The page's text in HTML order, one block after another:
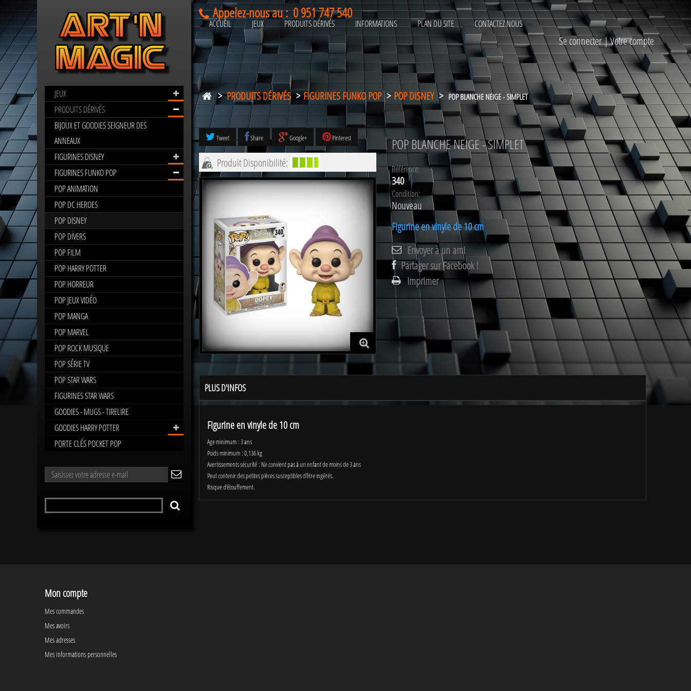
POP
DISNEY
JEUX
PRODUITS DÉRIVÉS
BIJOUX ET GOODIES SEIGNEUR DES
ANNEAUX
FIGURINES DISNEY
FIGURINES FUNKO POP
POP ANIMATION
POP DC HEROES
POP DISNEY
POP DIVERS
POP FILM
POP HARRY POTTER
POP HORREUR
POP JEUX VIDÉO
POP MANGA
POP MARVEL
POP ROCK MUSIQUE
POP SÉRIE TV
POP STAR WARS
FIGURINES STAR WARS
GOODIES - MUGS - TIRELIRE
GOODIES HARRY POTTER
PORTE CLÉS POCKET POP
LETTRE
Rechercher
un
Appelez-nous au : 0 951 747 540
ACCUEIL JEUX PRODUITS DÉRIVÉS INFORMATIONS PLAN DU SITE CONTACTEZ NOUS
Se connecter|Votre compte
> PRODUITS DÉRIVÉS > FIGURINES FUNKO POP > POP DISNEY > POP BLANCHE NEIGE - SIMPLET
Tweet Share Google+ Pinterest
Produit Disponibilité:
POP BLANCHE NEIGE - SIMPLET
Référence:
340
Condition:
Nouveau
Figurine en vinyle de 10 cm
Envoyer à un ami
Partager sur Facebook !
Imprimer
PLUS D'INFOS
Figurine en vinyle de 10 cm
Age minimum : 3 ans
Poids minimum : 0,136 kg
Avertissements sécurité : Ne convient pas à un enfant de moins de 3 ans
Peut contenir des petites pièces susceptibles d'être ingérés.
Risque d'étouffement.
Mon compte
Mes commandes
Mes avoirs
Mes adresses
Mes informations personnelles